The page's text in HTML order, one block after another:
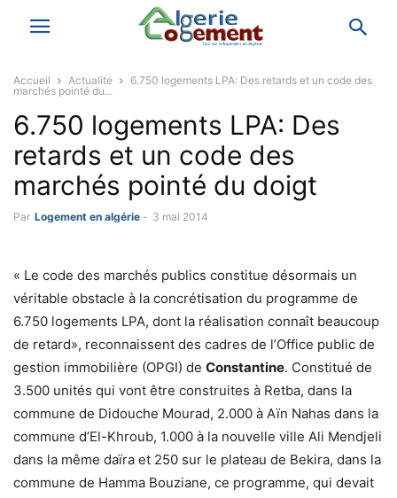
Accueil Actualite
6.750 logements LPA: Des retards et un code des
marchés pointé du...
6.750 logements LPA: Des
retards et un code des
marchés pointé du doigt
Par Logement en algérie - 3 mai 2014
« Le code des marchés publics constitue désormais un
véritable obstacle à la concrétisation du programme de
6.750 logements LPA, dont la réalisation connaît beaucoup
de retard», reconnaissent des cadres de l’Office public de
gestion immobilière (OPGI) de Constantine. Constitué de
3.500 unités qui vont être construites à Retba, dans la
commune de Didouche Mourad, 2.000 à Aïn Nahas dans la
commune d’El-Khroub, 1.000 à la nouvelle ville Ali Mendjeli
dans la même daïra et 250 sur le plateau de Bekira, dans la
commune de Hamma Bouziane, ce programme, qui devait